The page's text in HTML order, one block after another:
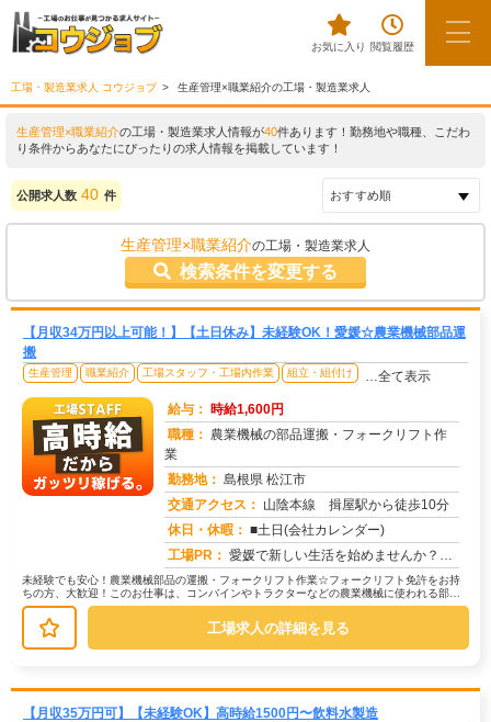
お気に入り 閲覧履歴
工場・製造業求人 コウジョブ 生産管理×職業紹介の工場・製造業求人
生産管理×職業紹介の工場・製造業求人情報が40件あります！勤務地や職種、こだわ
り条件からあなたにぴったりの求人情報を掲載しています！
公開求人数 40 件
生産管理×職業紹介の工場・製造業求人
検索条件を変更する
【月収34万円以上可能！】【土日休み】未経験OK！愛媛☆農業機械部品運
搬
生産管理 職業紹介 工場スタッフ・工場内作業 組立・組付け …全て表示
給与： 時給1,600円
職種： 農業機械の部品運搬・フォークリフト作
業
勤務地： 島根県 松江市
交通アクセス： 山陰本線 揖屋駅から徒歩10分
休日・休暇： ■土日(会社カレンダー)
工場PR： 愛媛で新しい生活を始めませんか？☆ すぐに住める寮完備！面倒な手続きは一切不要です。☆ 男女問わず活躍中！年齢や性...
未経験でも安心！農業機械部品の運搬・フォークリフト作業☆フォークリフト免許をお持
ちの方、大歓迎！このお仕事は、コンバインやトラクターなどの農業機械に使われる部品
の運搬が中心です。→ 具体的には、...
工場求人の詳細を見る
【月収35万円可】【未経験OK】高時給1500円〜飲料水製造